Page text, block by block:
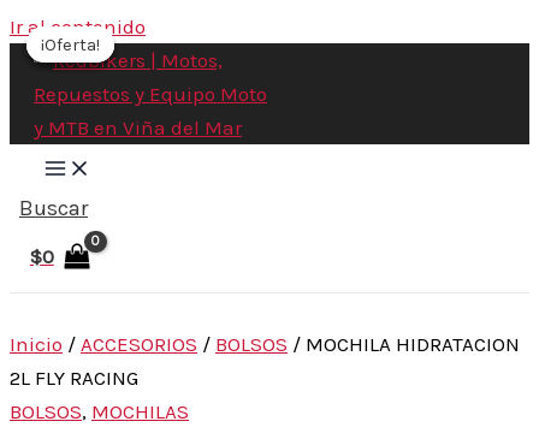
Ir al contenido
Buscar
$0
Inicio / ACCESORIOS / BOLSOS / MOCHILA HIDRATACION
2L FLY RACING
BOLSOS, MOCHILAS
¡Oferta!
¡Oferta!
¡Oferta!
¡Oferta!